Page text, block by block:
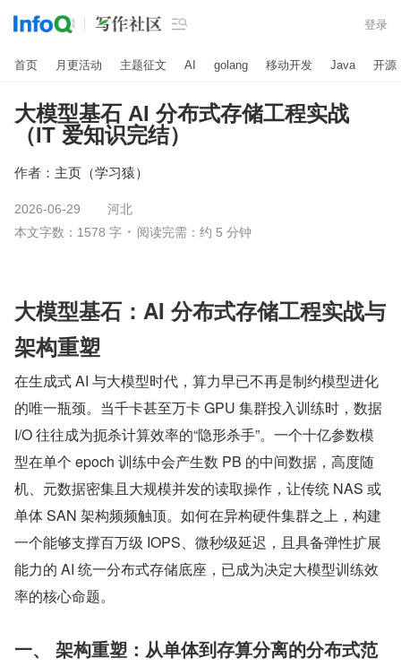
 登录
首页 月更活动 主题征文 AI golang 移动开发 Java 开源
大模型基石 AI 分布式存储工程实战
（IT 爱知识完结）
作者： 主页（学习猿）
2026-06-29
河北
本文字数：1578 字
阅读完需：约 5 分钟
大模型基石：AI 分布式存储工程实战与
架构重塑
在生成式 AI 与大模型时代，算力早已不再是制约模型进化
的唯一瓶颈。当千卡甚至万卡 GPU 集群投入训练时，数据
I/O 往往成为扼杀计算效率的“隐形杀手”。一个十亿参数模
型在单个 epoch 训练中会产生数 PB 的中间数据，高度随
机、元数据密集且大规模并发的读取操作，让传统 NAS 或
单体 SAN 架构频频触顶。如何在异构硬件集群之上，构建
一个能够支撑百万级 IOPS、微秒级延迟，且具备弹性扩展
能力的 AI 统一分布式存储底座，已成为决定大模型训练效
率的核心命题。
一、 架构重塑：从单体到存算分离的分布式范